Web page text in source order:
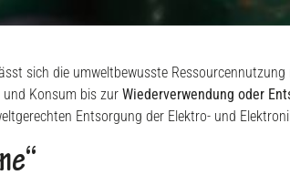
sich die umweltbewusste
Konsum bis zur Wiederverwendung oder
Entsorgung der Elektro- und